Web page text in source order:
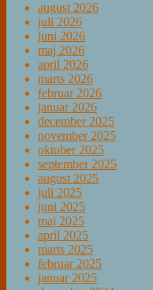
august 2026
juli 2026
juni 2026
maj 2026
april 2026
marts 2026
februar 2026
januar 2026
december 2025
november 2025
oktober 2025
september 2025
august 2025
juli 2025
juni 2025
maj 2025
april 2025
marts 2025
februar 2025
januar 2025